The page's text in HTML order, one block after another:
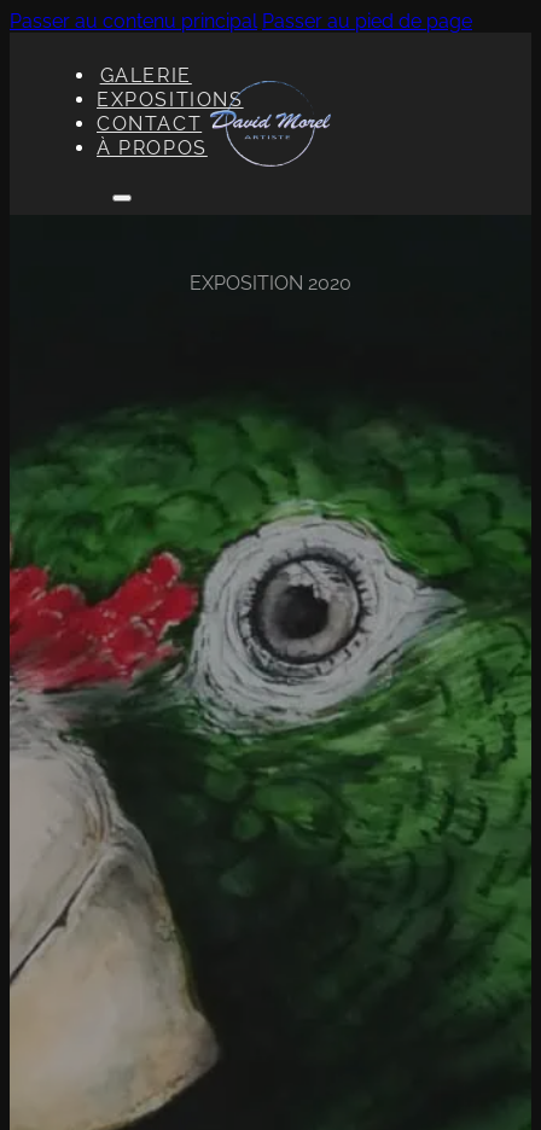
Passer au contenu principal Passer au pied de page
GALERIE
EXPOSITIONS
CONTACT
À PROPOS
EXPOSITION 2020